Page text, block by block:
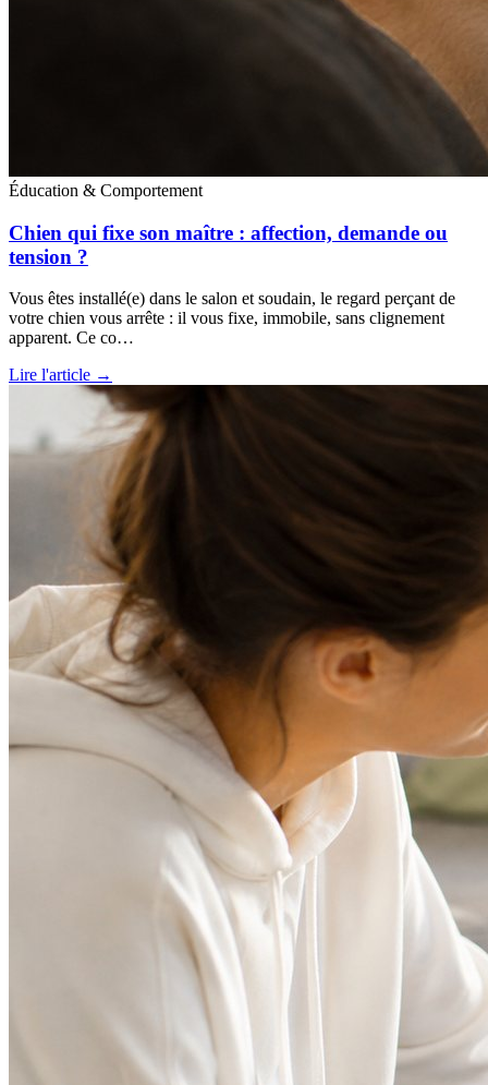
Éducation & Comportement
Chien qui fixe son maître : affection, demande ou
tension ?
Vous êtes installé(e) dans le salon et soudain, le regard perçant de
votre chien vous arrête : il vous fixe, immobile, sans clignement
apparent. Ce co…
Lire l'article →